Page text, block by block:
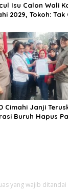
Isu Calon Wali
2029, Tokoh: Tak
Cimahi Janji
Buruh Hapus
yang wajib ditandai